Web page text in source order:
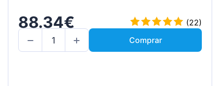
88.34€
(22)
Comprar